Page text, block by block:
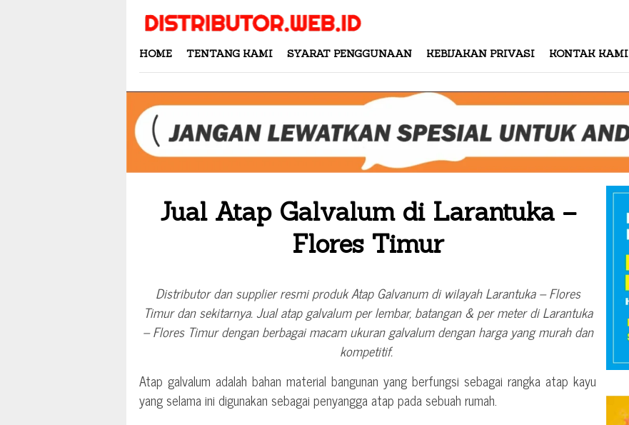
Skip
content
HOME TENTANG KAMI SYARAT PENGGUNAAN KEBIJAKAN PRIVASI KONTAK KAMI
Jual Atap Galvalum di Larantuka –
Flores Timur
Distributor dan supplier resmi produk Atap Galvanum di wilayah Larantuka – Flores
Timur dan sekitarnya. Jual atap galvalum per lembar, batangan & per meter di Larantuka
– Flores Timur dengan berbagai macam ukuran galvalum dengan harga yang murah dan
kompetitif.
Atap galvalum adalah bahan material bangunan yang berfungsi sebagai rangka atap kayu
yang selama ini digunakan sebagai penyangga atap pada sebuah rumah.